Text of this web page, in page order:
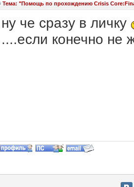
Тема: "Помощь по прохождению Crisis
ну че сразу в личку
....если конечно не